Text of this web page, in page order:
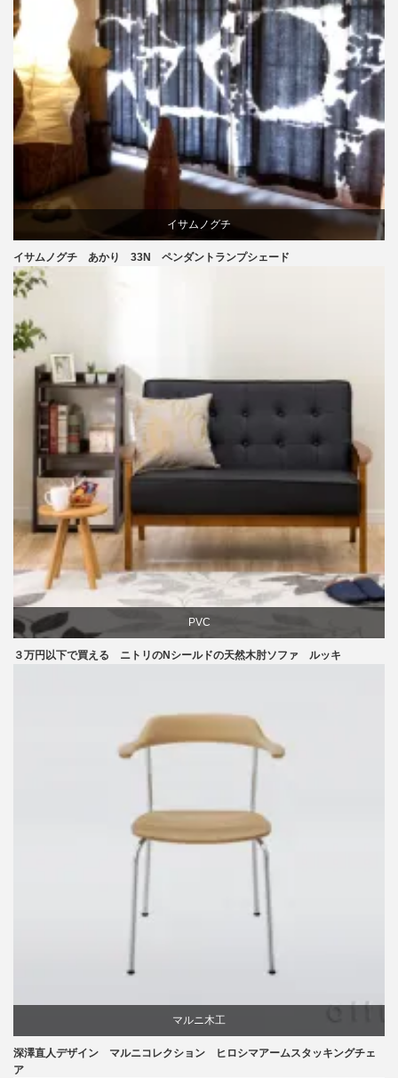
イサムノグチ
イサムノグチ あかり 33N ペンダントランプシェード
PVC
ニトリ
３万円以下で買える ニトリのNシールドの天然木肘ソファ ルッキ
マルニ木工
深澤直人デザイン マルニコレクション ヒロシマアームスタッキングチェ
ア